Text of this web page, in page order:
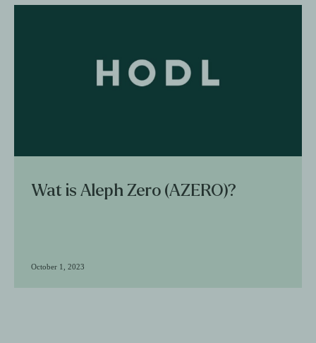
Wat is Aleph Zero (AZERO)?
October 1, 2023